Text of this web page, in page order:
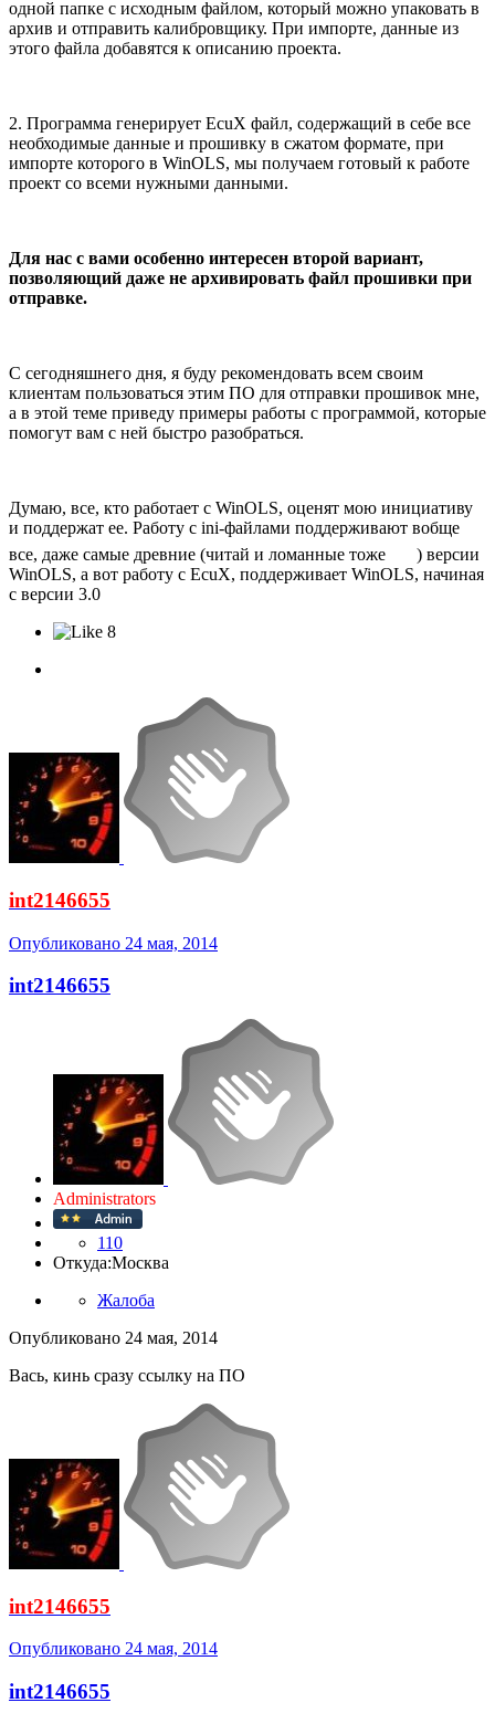
одной папке с исходным файлом, который можно упаковать в
архив и отправить калибровщику. При импорте, данные из
этого файла добавятся к описанию проекта.
2. Программа генерирует EcuX файл, содержащий в себе все
необходимые данные и прошивку в сжатом формате, при
импорте которого в WinOLS, мы получаем готовый к работе
проект со всеми нужными данными.
Для нас с вами особенно интересен второй вариант,
позволяющий даже не архивировать файл прошивки при
отправке.
С сегодняшнего дня, я буду рекомендовать всем своим
клиентам пользоваться этим ПО для отправки прошивок мне,
а в этой теме приведу примеры работы с программой, которые
помогут вам с ней быстро разобраться.
Думаю, все, кто работает с WinOLS, оценят мою инициативу
и поддержат ее. Работу с ini-файлами поддерживают вобще
все, даже самые древние (читай и ломанные тоже
) версии
WinOLS, а вот работу с EcuX, поддерживает WinOLS, начиная
с версии 3.0
8
int2146655
Опубликовано 24 мая, 2014
int2146655
Administrators
110
Откуда:Москва
Жалоба
Опубликовано 24 мая, 2014
Вась, кинь сразу ссылку на ПО
int2146655
Опубликовано 24 мая, 2014
int2146655